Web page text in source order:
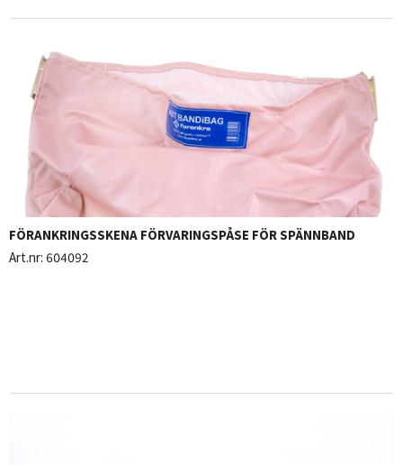
FÖRANKRINGSSKENA FÖRVARINGSPÅSE FÖR SPÄNNBAND
Art.nr: 604092